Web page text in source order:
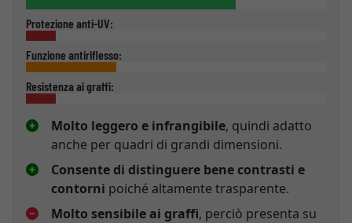
Protezione anti-UV:
Funzione antiriflesso:
Resistenza ai graffi:
Molto leggero e infrangibile, quindi adatto
anche per quadri di grandi dimensioni.
Consente di distinguere bene contrasti e
contorni poiché altamente trasparente.
Molto sensibile ai graffi, perciò presenta su